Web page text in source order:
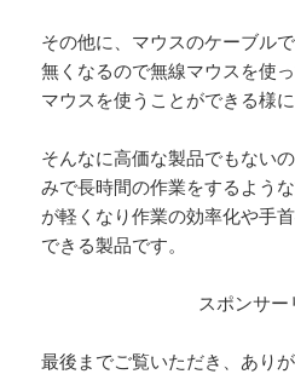
その他に、マウスのケーブル
無くなるので無線マウスを使
マウスを使うことができる様に
そんなに高価な製品でもない
みで長時間の作業をするよう
が軽くなり作業の効率化や手
できる製品です。
スポンサー
最後までご覧いただき、あり